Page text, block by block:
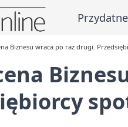
Przydatne
Biznesu wraca po raz drugi.